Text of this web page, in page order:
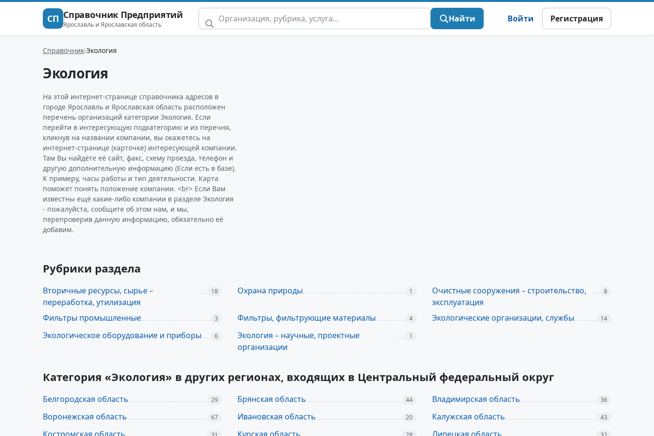
СП Справочник Предприятий
Ярославль и Ярославская область
Найти Войти Регистрация
Справочник Экология
Экология
На этой интернет-странице справочника адресов в
городе Ярославль и Ярославская область расположен
перечень организаций категории Экология. Если
перейти в интересующую подкатегорию и из перечня,
кликнув на названии компании, вы окажетесь на
интернет-странице (карточке) интересующей компании.
Там Вы найдёте её сайт, факс, схему проезда, телефон и
другую дополнительную информацию (Если есть в базе).
К примеру, часы работы и тип деятельности. Карта
поможет понять положение компании. <br> Если Вам
известны ещё какие-либо компании в разделе Экология
- пожалуйста, сообщите об этом нам, и мы,
перепроверив данную информацию, обязательно её
добавим.
Рубрики раздела
Вторичные ресурсы, сырье –
переработка, утилизация
18 Охрана природы 1
Очистные сооружения – строительство,
эксплуатация
8
Фильтры промышленные 3 Фильтры, фильтрующие материалы 4 Экологические организации, службы 14
Экологическое оборудование и приборы 6
Экология – научные, проектные
организации
1
Категория «Экология» в других регионах, входящих в Центральный федеральный округ
Белгородская область 29 Брянская область 44 Владимирская область 36
Воронежская область 67 Ивановская область 20 Калужская область 43